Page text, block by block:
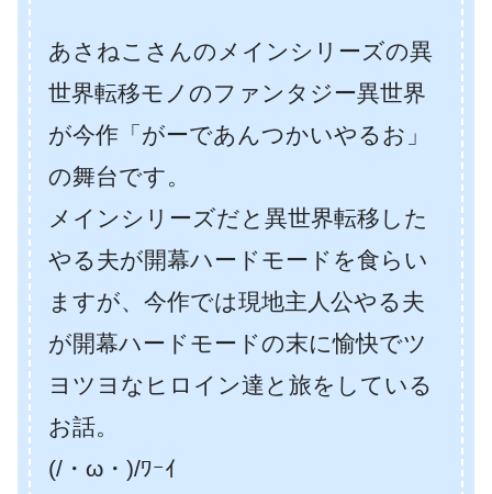
あさねこさんのメインシリーズの異
世界転移モノのファンタジー異世界
が今作「がーであんつかいやるお」
の舞台です。
メインシリーズだと異世界転移した
やる夫が開幕ハードモードを食らい
ますが、今作では現地主人公やる夫
が開幕ハードモードの末に愉快でツ
ヨツヨなヒロイン達と旅をしている
お話。
(/・ω・)/ﾜｰｲ